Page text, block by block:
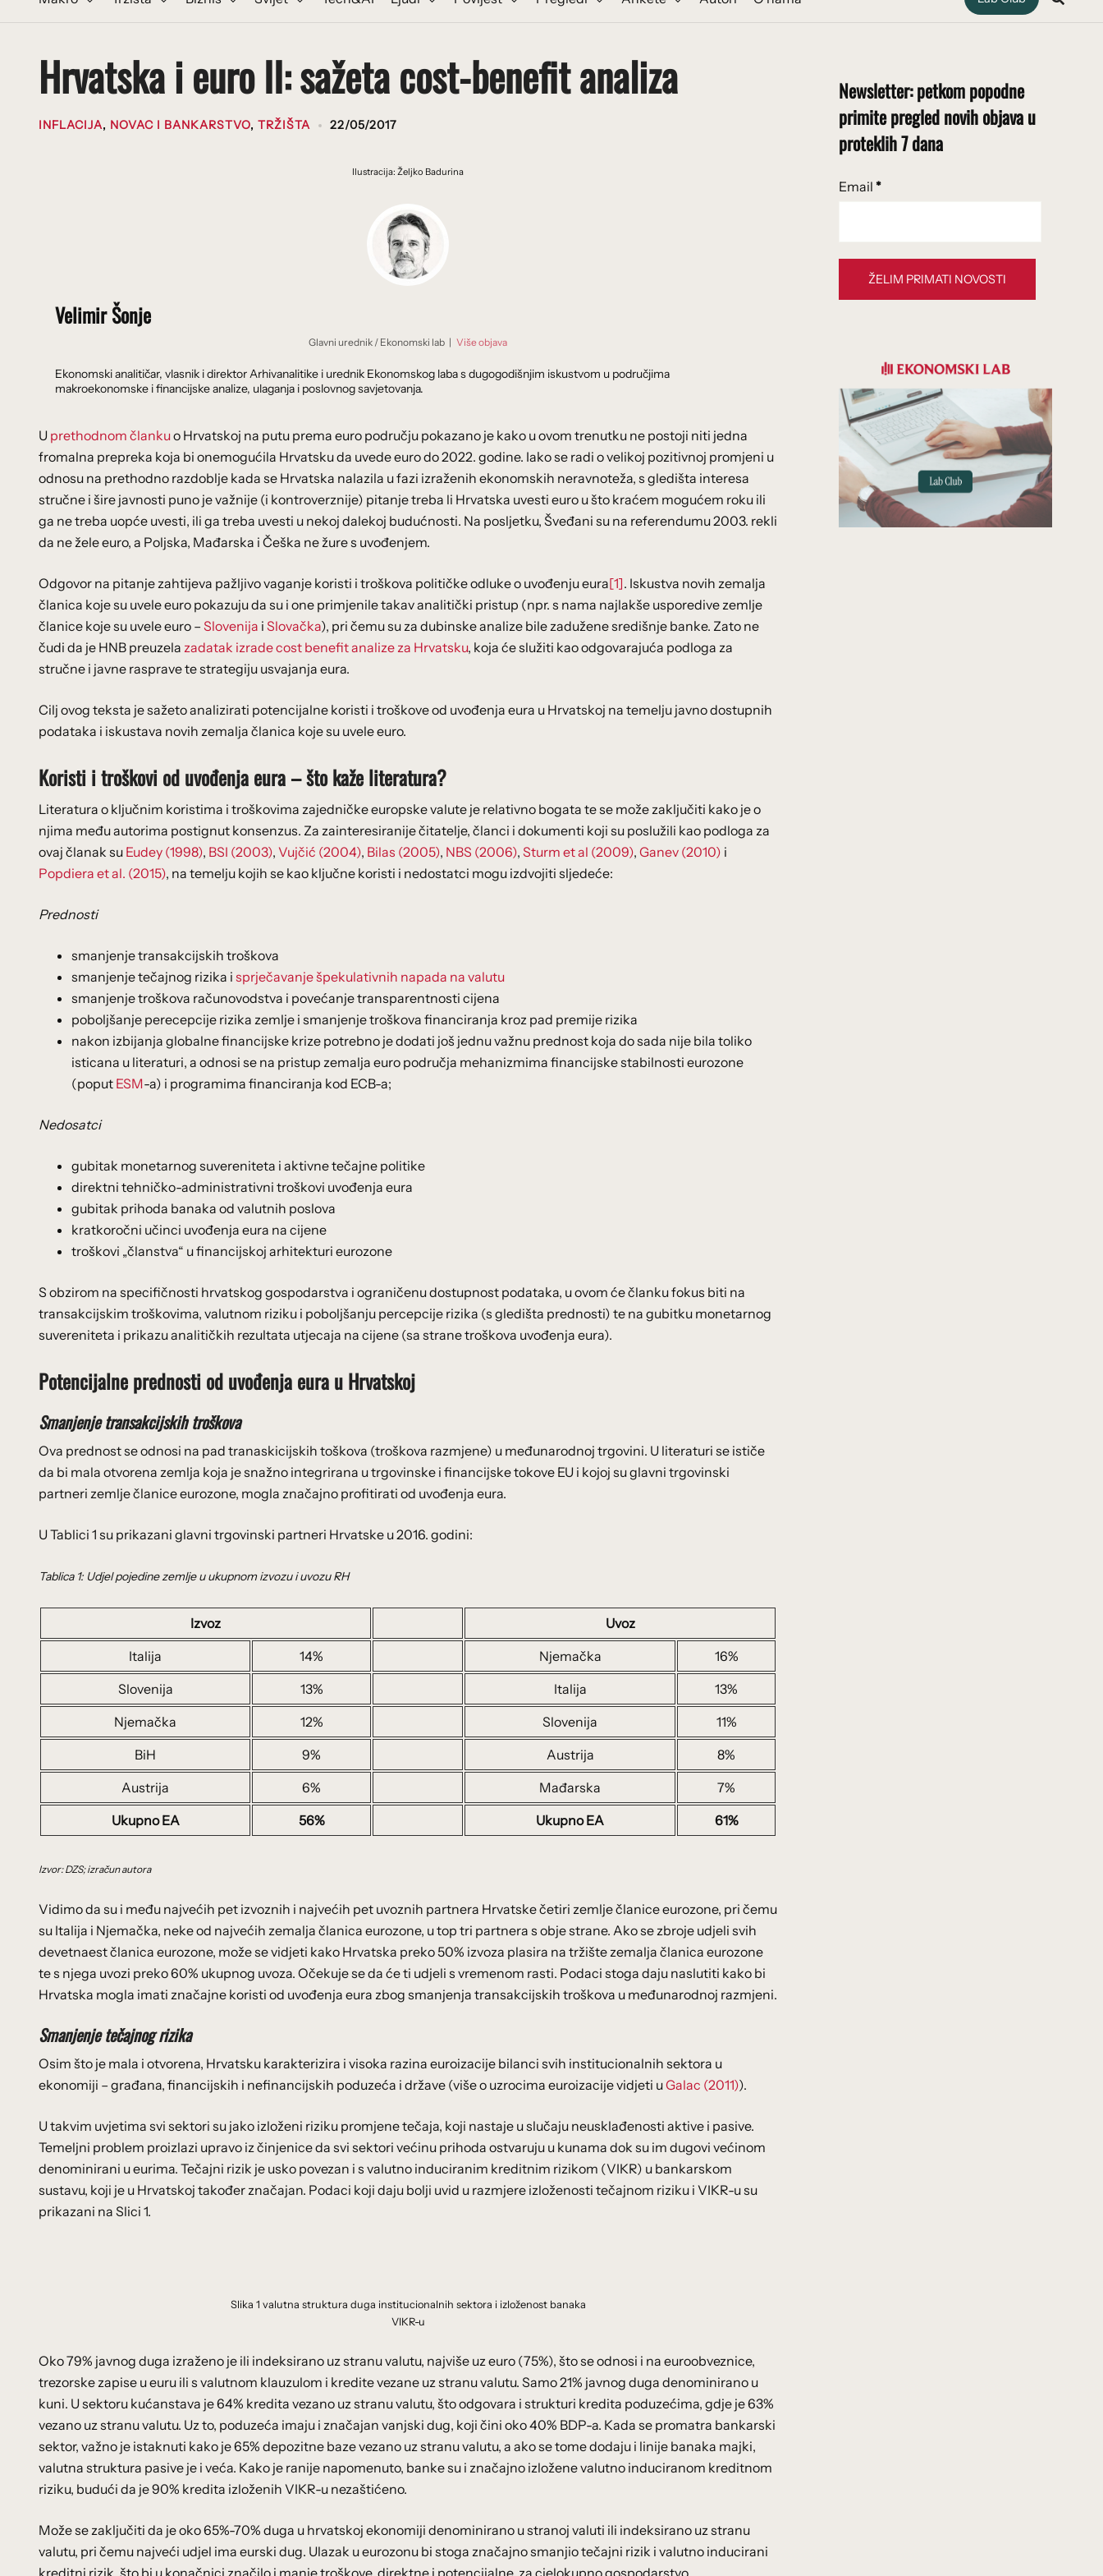
Hrvatska i euro II: sažeta cost-benefit analiza
INFLACIJA, NOVAC I BANKARSTVO, TRŽIŠTA 22/05/2017
Ilustracija: Željko Badurina
Velimir Šonje
Glavni urednik / Ekonomski lab | Više objava
Ekonomski analitičar, vlasnik i direktor Arhivanalitike i urednik Ekonomskog laba s dugogodišnjim iskustvom u područjima
makroekonomske i financijske analize, ulaganja i poslovnog savjetovanja.
U prethodnom člankuo Hrvatskoj na putu prema euro području pokazano je kako u ovom trenutku ne postoji niti jedna
fromalna prepreka koja bi onemogućila Hrvatsku da uvede euro do 2022. godine. Iako se radi o velikoj pozitivnoj promjeni u
odnosu na prethodno razdoblje kada se Hrvatska nalazila u fazi izraženih ekonomskih neravnoteža, s gledišta interesa
stručne i šire javnosti puno je važnije (i kontroverznije) pitanje treba li Hrvatska uvesti euro u što kraćem mogućem roku ili
ga ne treba uopće uvesti, ili ga treba uvesti u nekoj dalekoj budućnosti. Na posljetku, Šveđani su na referendumu 2003. rekli
da ne žele euro, a Poljska, Mađarska i Češka ne žure s uvođenjem.
Odgovor na pitanje zahtijeva pažljivo vaganje koristi i troškova političke odluke o uvođenju eura[1]. Iskustva novih zemalja
članica koje su uvele euro pokazuju da su i one primjenile takav analitički pristup (npr. s nama najlakše usporedive zemlje
članice koje su uvele euro – Slovenija i Slovačka), pri čemu su za dubinske analize bile zadužene središnje banke. Zato ne
čudi da je HNB preuzela zadatak izrade cost benefit analize za Hrvatsku, koja će služiti kao odgovarajuća podloga za
stručne i javne rasprave te strategiju usvajanja eura.
Cilj ovog teksta je sažeto analizirati potencijalne koristi i troškove od uvođenja eura u Hrvatskoj na temelju javno dostupnih
podataka i iskustava novih zemalja članica koje su uvele euro.
Koristi i troškovi od uvođenja eura – što kaže literatura?
Literatura o ključnim koristima i troškovima zajedničke europske valute je relativno bogata te se može zaključiti kako je o
njima među autorima postignut konsenzus. Za zainteresiranije čitatelje, članci i dokumenti koji su poslužili kao podloga za
ovaj članak su Eudey (1998), BSI (2003), Vujčić (2004), Bilas (2005), NBS (2006), Sturm et al (2009), Ganev (2010) i
Popdiera et al. (2015), na temelju kojih se kao ključne koristi i nedostatci mogu izdvojiti sljedeće:
Prednosti
smanjenje transakcijskih troškova
smanjenje tečajnog rizika i sprječavanje špekulativnih napada na valutu
smanjenje troškova računovodstva i povećanje transparentnosti cijena
poboljšanje perecepcije rizika zemlje i smanjenje troškova financiranja kroz pad premije rizika
nakon izbijanja globalne financijske krize potrebno je dodati još jednu važnu prednost koja do sada nije bila toliko
isticana u literaturi, a odnosi se na pristup zemalja euro područja mehanizmima financijske stabilnosti eurozone
(poput ESM-a) i programima financiranja kod ECB-a;
Nedosatci
gubitak monetarnog suvereniteta i aktivne tečajne politike
direktni tehničko-administrativni troškovi uvođenja eura
gubitak prihoda banaka od valutnih poslova
kratkoročni učinci uvođenja eura na cijene
troškovi „članstva“ u financijskoj arhitekturi eurozone
S obzirom na specifičnosti hrvatskog gospodarstva i ograničenu dostupnost podataka, u ovom će članku fokus biti na
transakcijskim troškovima, valutnom riziku i poboljšanju percepcije rizika (s gledišta prednosti) te na gubitku monetarnog
suvereniteta i prikazu analitičkih rezultata utjecaja na cijene (sa strane troškova uvođenja eura).
Potencijalne prednosti od uvođenja eura u Hrvatskoj
Smanjenje transakcijskih troškova
Ova prednost se odnosi na pad tranaskicijskih toškova (troškova razmjene) u međunarodnoj trgovini. U literaturi se ističe
da bi mala otvorena zemlja koja je snažno integrirana u trgovinske i financijske tokove EU i kojoj su glavni trgovinski
partneri zemlje članice eurozone, mogla značajno profitirati od uvođenja eura.
U Tablici 1 su prikazani glavni trgovinski partneri Hrvatske u 2016. godini:
Tablica 1: Udjel pojedine zemlje u ukupnom izvozu i uvozu RH
Izvoz
Uvoz
Italija
14% Njemačka
16%
Slovenija
13% Italija
13%
Njemačka
12% Slovenija
11%
BiH
9% Austrija
8%
Austrija
6% Mađarska
7%
Ukupno EA
56% Ukupno EA 61%
Izvor: DZS; izračun autora
Vidimo da su i među najvećih pet izvoznih i najvećih pet uvoznih partnera Hrvatske četiri zemlje članice eurozone, pri čemu
su Italija i Njemačka, neke od najvećih zemalja članica eurozone, u top tri partnera s obje strane. Ako se zbroje udjeli svih
devetnaest članica eurozone, može se vidjeti kako Hrvatska preko 50% izvoza plasira na tržište zemalja članica eurozone
te s njega uvozi preko 60% ukupnog uvoza. Očekuje se da će ti udjeli s vremenom rasti. Podaci stoga daju naslutiti kako bi
Hrvatska mogla imati značajne koristi od uvođenja eura zbog smanjenja transakcijskih troškova u međunarodnoj razmjeni.
Smanjenje tečajnog rizika
Osim što je mala i otvorena, Hrvatsku karakterizira i visoka razina euroizacije bilanci svih institucionalnih sektora u
ekonomiji – građana, financijskih i nefinancijskih poduzeća i države (više o uzrocima euroizacije vidjeti uGalac (2011)).
U takvim uvjetima svi sektori su jako izloženi riziku promjene tečaja, koji nastaje u slučaju neusklađenosti aktive i pasive.
Temeljni problem proizlazi upravo iz činjenice da svi sektori većinu prihoda ostvaruju u kunama dok su im dugovi većinom
denominirani u eurima. Tečajni rizik je usko povezan i s valutno induciranim kreditnim rizikom (VIKR) u bankarskom
sustavu, koji je u Hrvatskoj također značajan. Podaci koji daju bolji uvid u razmjere izloženosti tečajnom riziku i VIKR-u su
prikazani na Slici 1.
Slika 1 valutna struktura duga institucionalnih sektora i izloženost banaka
VIKR-u
Oko 79% javnog duga izraženo je ili indeksirano uz stranu valutu, najviše uz euro (75%), što se odnosi i na euroobveznice,
trezorske zapise u euru ili s valutnom klauzulom i kredite vezane uz stranu valutu. Samo 21% javnog duga denominirano u
kuni. U sektoru kućanstava je 64% kredita vezano uz stranu valutu, što odgovara i strukturi kredita poduzećima, gdje je 63%
vezano uz stranu valutu. Uz to, poduzeća imaju i značajan vanjski dug, koji čini oko 40% BDP-a. Kada se promatra bankarski
sektor, važno je istaknuti kako je 65% depozitne baze vezano uz stranu valutu, a ako se tome dodaju i linije banaka majki,
valutna struktura pasive je i veća. Kako je ranije napomenuto, banke su i značajno izložene valutno induciranom kreditnom
riziku, budući da je 90% kredita izloženih VIKR-u nezaštićeno.
Može se zaključiti da je oko 65%-70% duga u hrvatskoj ekonomiji denominirano u stranoj valuti ili indeksirano uz stranu
valutu, pri čemu najveći udjel ima eurski dug. Ulazak u eurozonu bi stoga značajno smanjio tečajni rizik i valutno inducirani
kreditni rizik, što bi u konačnici značilo i manje troškove, direktne i potencijalne, za cjelokupno gospodarstvo.
Newsletter: petkom popodne
primite pregled novih objava u
proteklih 7 dana
Email *